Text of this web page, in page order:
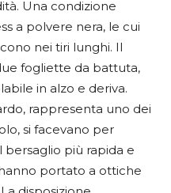
Una condizione
a polvere nera, le cui
nei tiri lunghi. Il
fogliette da battuta,
in alzo e deriva.
rappresenta uno dei
si facevano per
bersaglio più rapida e
portato a ottiche